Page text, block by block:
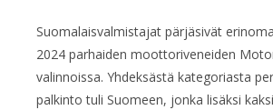
Suomalaisvalmistajat pärjäsivät
2024 parhaiden moottoriveneiden
valinnoissa. Yhdeksästä kategoriasta
palkinto tuli Suomeen, jonka lisäksi kaksi